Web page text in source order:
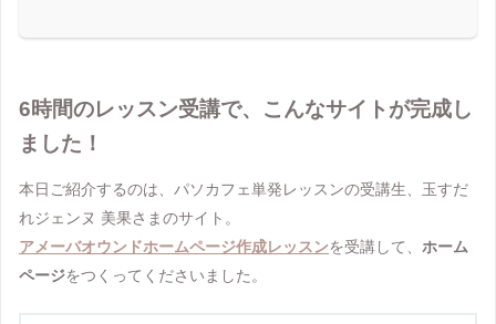
6時間のレッスン受講で、こんなサイトが完成し
ました！
本日ご紹介するのは、パソカフェ単発レッスンの受講生、玉すだ
れジェンヌ 美果さまのサイト。
アメーバオウンドホームページ作成レッスンを受講して、 ホーム
ページをつくってくださいました。